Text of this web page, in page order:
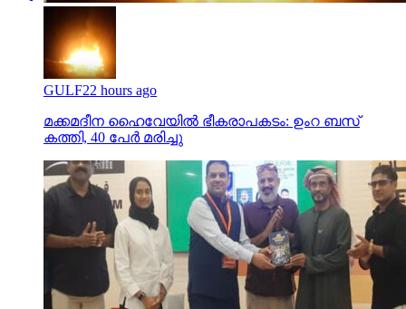
GULF22 hours ago
മക്കമദീന ഹൈവേയില്‍ ഭീകരാപകടം: ഉംറ ബസ്
കത്തി, 40 പേര്‍ മരിച്ചു